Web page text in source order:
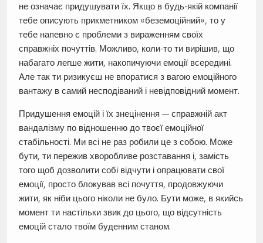
не означає придушувати їх. Якщо в будь-якій компанії
тебе описують прикметником «беземоційний», то у
тебе напевно є проблеми з вираженням своїх
справжніх почуттів. Можливо, коли-то ти вирішив, що
набагато легше жити, накопичуючи емоції всередині.
Але так ти ризикуєш не впоратися з вагою емоційного
вантажу в самий несподіваний і невідповідний момент.
Придушення емоцій і їх знецінення — справжній акт
вандалізму по відношенню до твоєї емоційної
стабільності. Ми всі не раз робили це з собою. Може
бути, ти пережив хворобливе розставання і, замість
того щоб дозволити собі відчути і опрацювати свої
емоції, просто блокував всі почуття, продовжуючи
жити, як ніби цього ніколи не було. Бути може, в якийсь
момент ти настільки звик до цього, що відсутність
емоцій стало твоїм буденним станом.